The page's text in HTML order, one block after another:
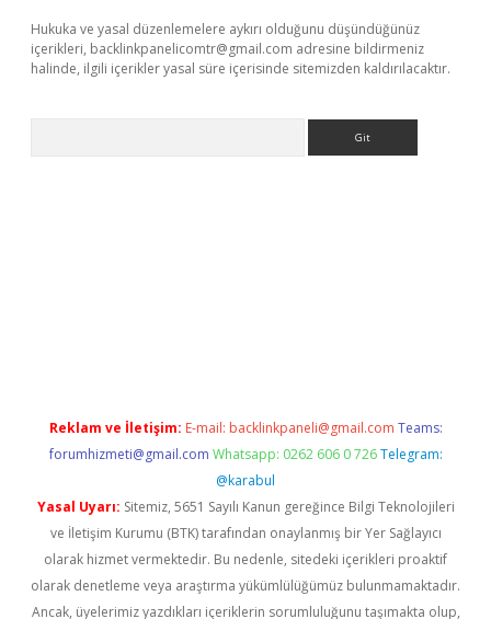
Hukuka ve yasal düzenlemelere aykırı olduğunu düşündüğünüz
içerikleri, backlinkpanelicomtr@gmail.com adresine bildirmeniz
halinde, ilgili içerikler yasal süre içerisinde sitemizden kaldırılacaktır.
Reklam ve İletişim: E-mail: backlinkpaneli@gmail.com Teams:
forumhizmeti@gmail.com Whatsapp: 0262 606 0 726 Telegram:
@karabul
Yasal Uyarı: Sitemiz, 5651 Sayılı Kanun gereğince Bilgi Teknolojileri
ve İletişim Kurumu (BTK) tarafından onaylanmış bir Yer Sağlayıcı
olarak hizmet vermektedir. Bu nedenle, sitedeki içerikleri proaktif
olarak denetleme veya araştırma yükümlülüğümüz bulunmamaktadır.
Ancak, üyelerimiz yazdıkları içeriklerin sorumluluğunu taşımakta olup,